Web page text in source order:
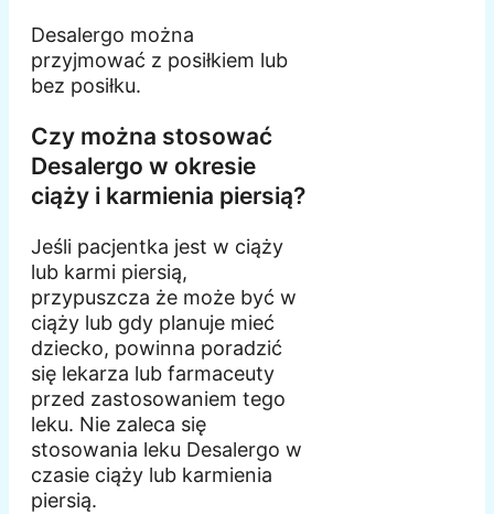
Desalergo można
przyjmować z posiłkiem lub
bez posiłku.
Czy można stosować
Desalergo w okresie
ciąży i karmienia piersią?
Jeśli pacjentka jest w ciąży
lub karmi piersią,
przypuszcza że może być w
ciąży lub gdy planuje mieć
dziecko, powinna poradzić
się lekarza lub farmaceuty
przed zastosowaniem tego
leku. Nie zaleca się
stosowania leku Desalergo w
czasie ciąży lub karmienia
piersią.